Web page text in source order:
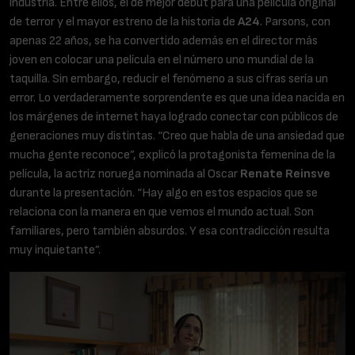
de terror y el mayor estreno de la historia de A24. Parsons, con
apenas 22 años, se ha convertido además en el director más
joven en colocar una película en el número uno mundial de la
taquilla. Sin embargo, reducir el fenómeno a sus cifras sería un
error. Lo verdaderamente sorprendente es que una idea nacida en
los márgenes de internet haya logrado conectar con públicos de
generaciones muy distintas. “Creo que habla de una ansiedad que
mucha gente reconoce”, explicó la protagonista femenina de la
película, la actriz noruega nominada al Oscar Renate Reinsve
durante la presentación. “Hay algo en estos espacios que se
relaciona con la manera en que vemos el mundo actual. Son
familiares, pero también absurdos. Y esa contradicción resulta
muy inquietante”.